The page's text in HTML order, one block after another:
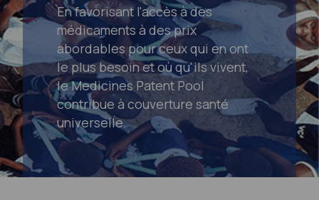
En favorisant l'accès à des
médicaments à des prix
abordables pour ceux qui en ont
le plus besoin et où qu'ils vivent,
le Medicines Patent Pool
contribue à couverture santé
universelle.